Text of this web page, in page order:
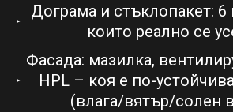
Дограма и стъклопакет: 6
които реално се
Фасада: мазилка,
HPL – коя е по-
(влага/вятър/солен